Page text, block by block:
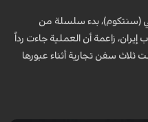
(سنتكوم)، بدء سلسلة من
زاعمة أن العملية جاءت رداً
سفن تجارية أثناء عبورها